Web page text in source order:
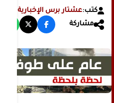
كتب:عشتار برس الإخبارية
مشاركة